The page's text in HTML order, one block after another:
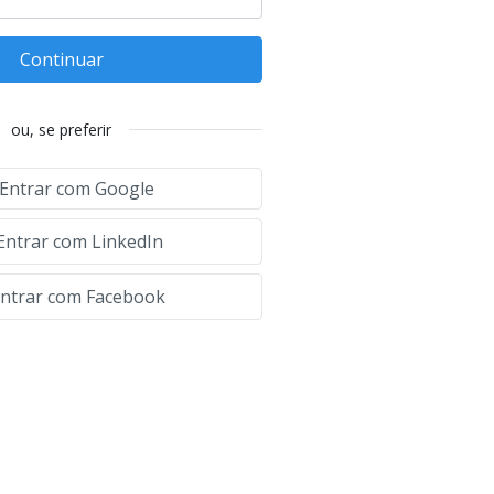
Continuar
ou, se preferir
com Google
com LinkedIn
com Facebook